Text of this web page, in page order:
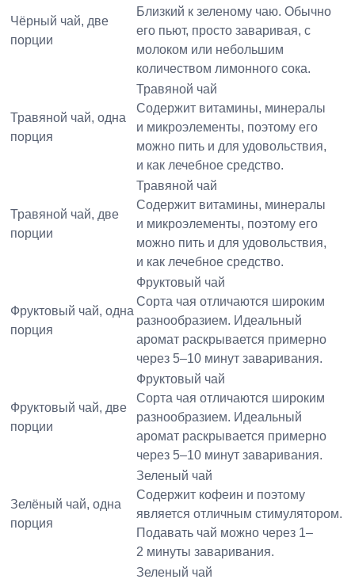
Чёрный чай, две
порции
Близкий к зеленому чаю. Обычно
его пьют, просто заваривая, с
молоком или небольшим
количеством лимонного сока.
Травяной чай, одна
порция
Травяной чай
Содержит витамины, минералы
и микроэлементы, поэтому его
можно пить и для удовольствия,
и как лечебное средство.
Травяной чай, две
порции
Травяной чай
Содержит витамины, минералы
и микроэлементы, поэтому его
можно пить и для удовольствия,
и как лечебное средство.
Фруктовый чай, одна
порция
Фруктовый чай
Сорта чая отличаются широким
разнообразием. Идеальный
аромат раскрывается примерно
через 5–10 минут заваривания.
Фруктовый чай, две
порции
Фруктовый чай
Сорта чая отличаются широким
разнообразием. Идеальный
аромат раскрывается примерно
через 5–10 минут заваривания.
Зелёный чай, одна
порция
Зеленый чай
Содержит кофеин и поэтому
является отличным стимулятором.
Подавать чай можно через 1–
2 минуты заваривания.
Зеленый чай